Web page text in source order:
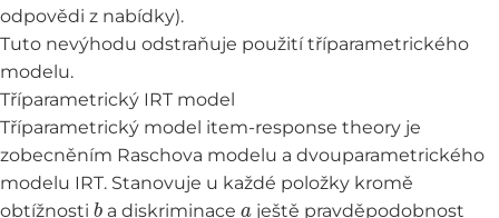
odpovědi z nabídky).
Tuto nevýhodu odstraňuje použití tříparametrického
modelu.
Tříparametrický IRT model
Tříparametrický model item-response theory je
zobecněním Raschova modelu a dvouparametrického
modelu IRT. Stanovuje u každé položky kromě
obtížnosti
b
a diskriminace
a
ještě pravděpodobnost